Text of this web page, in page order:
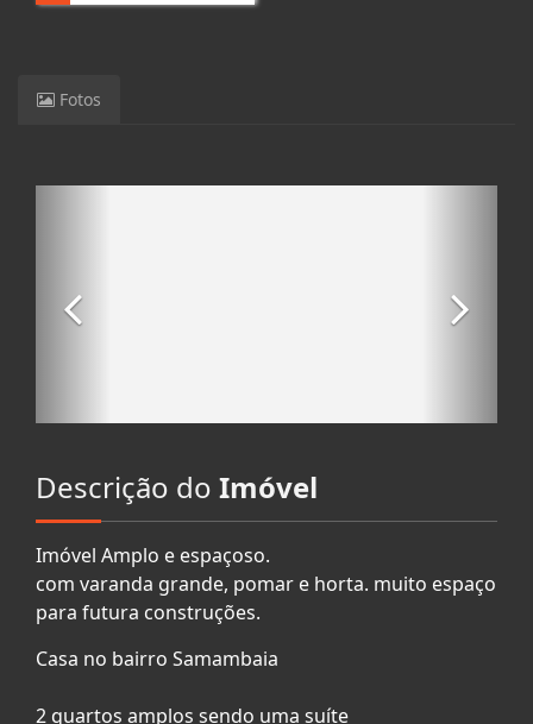
Fotos
Descrição do Imóvel
Imóvel Amplo e espaçoso.
com varanda grande, pomar e horta. muito espaço
para futura construções.
Casa no bairro Samambaia
2 quartos amplos sendo uma suíte